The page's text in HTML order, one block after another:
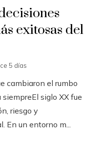
exitosas del
5 días
cambiaron el rumbo
siglo XX fue
riesgo y
En un entorno m...